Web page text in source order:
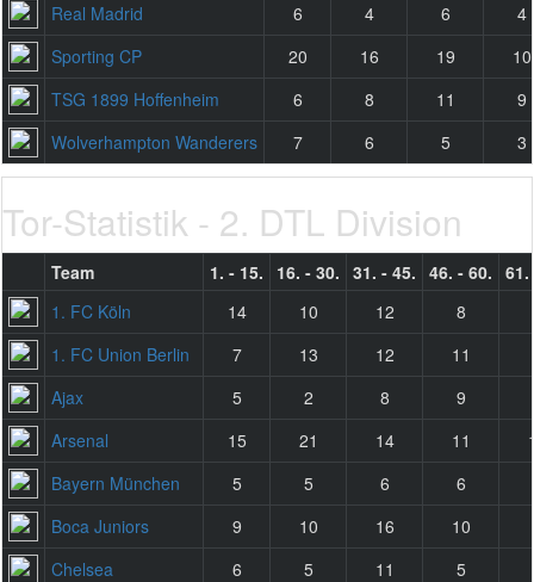
Real Madrid
6 4 6
4
Sporting CP
20 16 19
10
TSG 1899 Hoffenheim
6 8 11
9
Wolverhampton Wanderers
7 6 5 3
Tor-Statistik - 2. DTL Division
Team 1. - 15. 16. - 30. 31. - 45. 46. - 60. 61.
1. FC Köln
14 10 12 8
1. FC Union Berlin
7 13 12 11
Ajax
5 2 8 9
Arsenal
15 21 14 11
Bayern München
5 5 6 6
Boca Juniors
9 10 16 10
Chelsea
6 5 11 5